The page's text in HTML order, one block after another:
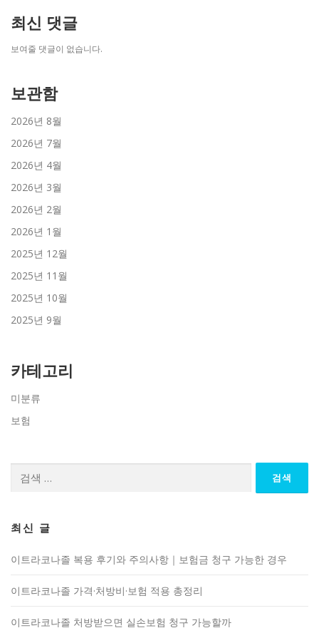
최신 댓글
보여줄 댓글이 없습니다.
보관함
2026년 8월
2026년 7월
2026년 4월
2026년 3월
2026년 2월
2026년 1월
2025년 12월
2025년 11월
2025년 10월
2025년 9월
카테고리
미분류
보험
최신 글
이트라코나졸 복용 후기와 주의사항｜보험금 청구 가능한 경우
이트라코나졸 가격·처방비·보험 적용 총정리
이트라코나졸 처방받으면 실손보험 청구 가능할까